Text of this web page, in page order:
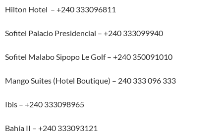
Hilton Hotel – +240 333096811
Sofitel Palacio Presidencial – +240 333099940
Sofitel Malabo Sipopo Le Golf – +240 350091010
Mango Suites (Hotel Boutique) – 240 333 096 333
Ibis – +240 333098965
Bahía II – +240 333093121